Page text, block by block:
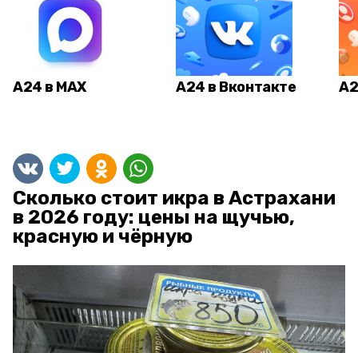
А24 в MAX А24 в Вконтакте
Сколько стоит икра в Астрахани
в 2026 году: цены на щучью,
красную и чёрную